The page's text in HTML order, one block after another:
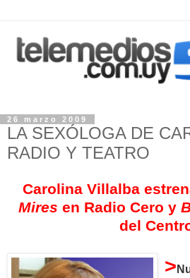
26 marzo 2009
LA SEXÓLOGA DE
RADIO Y TEATRO
Carolina Villalba
Mires en Radio Cero y
del
>